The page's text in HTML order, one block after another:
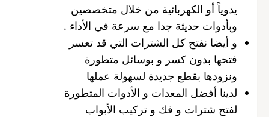
يدوياً أو الكهربائية من خلال متخصصين
وبأدوات حديثة جدا مع سرعة في الأداء .
و أيضا نفتح كل الشترات التي قد تعسر
فتحها بدون كسر و بوسائل متطورة
ونزودها بقطع جديدة لسهولة عملها
لدينا أفضل المعدات و الأدوات المتطورة
لفتح شترات و فك و تركيب الأبواب